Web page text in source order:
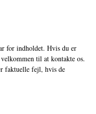
for indholdet. Hvis du er
til at kontakte os.
faktuelle fejl, hvis de